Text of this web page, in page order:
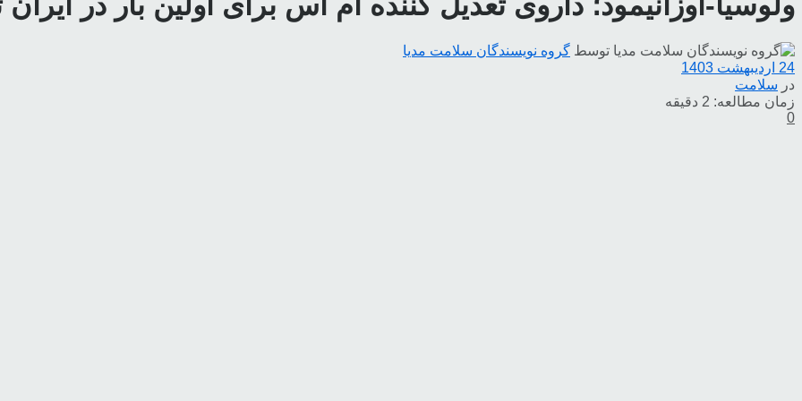
توسط گروه نویسندگان سلامت مدیا
24 اردیبهشت 1403
در سلامت
زمان مطالعه: 2 دقیقه
0